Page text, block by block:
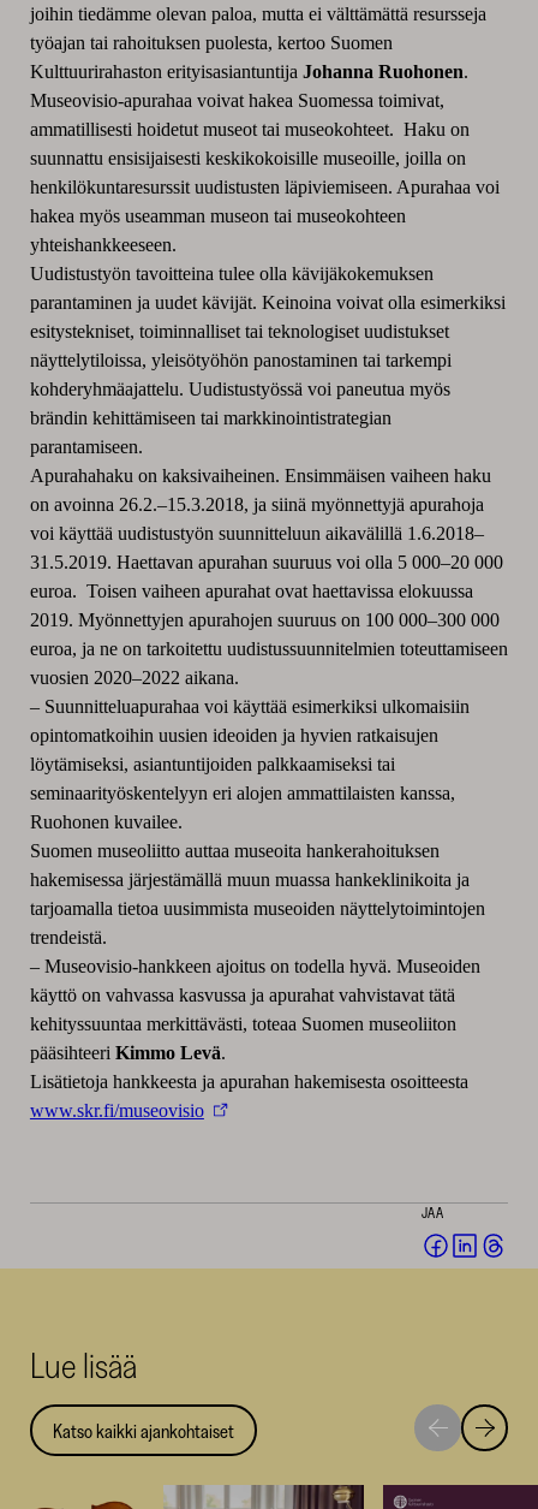
joihin tiedämme olevan paloa, mutta ei välttämättä resursseja
työajan tai rahoituksen puolesta, kertoo Suomen
Kulttuurirahaston erityisasiantuntija Johanna Ruohonen.
Museovisio-apurahaa voivat hakea Suomessa toimivat,
ammatillisesti hoidetut museot tai museokohteet. Haku on
suunnattu ensisijaisesti keskikokoisille museoille, joilla on
henkilökuntaresurssit uudistusten läpiviemiseen. Apurahaa voi
hakea myös useamman museon tai museokohteen
yhteishankkeeseen.
Uudistustyön tavoitteina tulee olla kävijäkokemuksen
parantaminen ja uudet kävijät. Keinoina voivat olla esimerkiksi
esitystekniset, toiminnalliset tai teknologiset uudistukset
näyttelytiloissa, yleisötyöhön panostaminen tai tarkempi
kohderyhmäajattelu. Uudistustyössä voi paneutua myös
brändin kehittämiseen tai markkinointistrategian
parantamiseen.
Apurahahaku on kaksivaiheinen. Ensimmäisen vaiheen haku
on avoinna 26.2.–15.3.2018, ja siinä myönnettyjä apurahoja
voi käyttää uudistustyön suunnitteluun aikavälillä 1.6.2018–
31.5.2019. Haettavan apurahan suuruus voi olla 5 000–20 000
euroa. Toisen vaiheen apurahat ovat haettavissa elokuussa
2019. Myönnettyjen apurahojen suuruus on 100 000–300 000
euroa, ja ne on tarkoitettu uudistussuunnitelmien toteuttamiseen
vuosien 2020–2022 aikana.
– Suunnitteluapurahaa voi käyttää esimerkiksi ulkomaisiin
opintomatkoihin uusien ideoiden ja hyvien ratkaisujen
löytämiseksi, asiantuntijoiden palkkaamiseksi tai
seminaarityöskentelyyn eri alojen ammattilaisten kanssa,
Ruohonen kuvailee.
Suomen museoliitto auttaa museoita hankerahoituksen
hakemisessa järjestämällä muun muassa hankeklinikoita ja
tarjoamalla tietoa uusimmista museoiden näyttelytoimintojen
trendeistä.
– Museovisio-hankkeen ajoitus on todella hyvä. Museoiden
käyttö on vahvassa kasvussa ja apurahat vahvistavat tätä
kehityssuuntaa merkittävästi, toteaa Suomen museoliiton
pääsihteeri Kimmo Levä.
Lisätietoja hankkeesta ja apurahan hakemisesta osoitteesta
www.skr.fi/museovisio
JAA
Jaa Jaa
Lue lisää
Katso kaikki ajankohtaiset
Siirry
seuraavaan
Siirry